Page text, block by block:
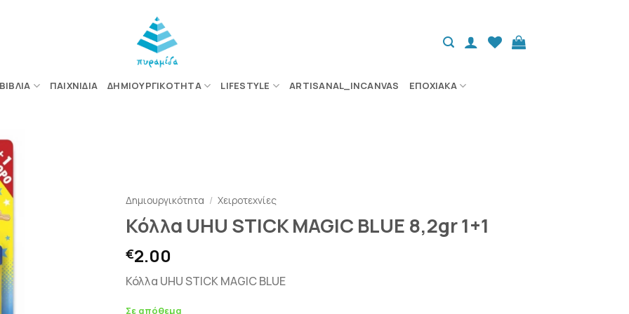
ΒΙΒΛΊΑ ΠΑΙΧΝΊΔΙΑ ΔΗΜΙΟΥΡΓΙΚΌΤΗΤΑ LIFESTYLE ARTISANAL_INCANVAS ΕΠΟΧΙΑΚΆ
ΠΡΟΣΘΉΚΗ
ΕΠΙΘΥΜΙΏΝ
Δημιουργικότητα / Χειροτεχνίες
Κόλλα UHU STICK MAGIC BLUE 8,2gr 1+1
€2.00
Κόλλα UHU STICK MAGIC BLUE
Σε απόθεμα